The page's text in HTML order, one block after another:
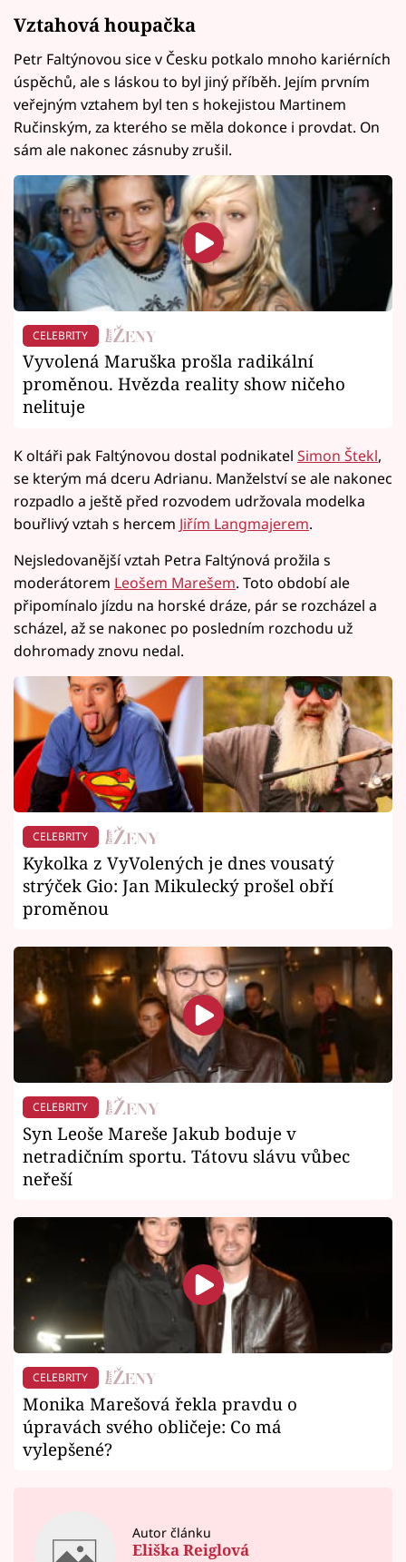
Vztahová houpačka
Petr Faltýnovou sice v Česku potkalo mnoho kariérních
úspěchů, ale s láskou to byl jiný příběh. Jejím prvním
veřejným vztahem byl ten s hokejistou Martinem
Ručinským, za kterého se měla dokonce i provdat. On
sám ale nakonec zásnuby zrušil.
CELEBRITY
Vyvolená Maruška prošla radikální
proměnou. Hvězda reality show ničeho
nelituje
K oltáři pak Faltýnovou dostal podnikatel Simon Štekl,
se kterým má dceru Adrianu. Manželství se ale nakonec
rozpadlo a ještě před rozvodem udržovala modelka
bouřlivý vztah s hercem Jiřím Langmajerem.
Nejsledovanější vztah Petra Faltýnová prožila s
moderátorem Leošem Marešem. Toto období ale
připomínalo jízdu na horské dráze, pár se rozcházel a
scházel, až se nakonec po posledním rozchodu už
dohromady znovu nedal.
CELEBRITY
Kykolka z VyVolených je dnes vousatý
strýček Gio: Jan Mikulecký prošel obří
proměnou
CELEBRITY
Syn Leoše Mareše Jakub boduje v
netradičním sportu. Tátovu slávu vůbec
neřeší
CELEBRITY
Monika Marešová řekla pravdu o
úpravách svého obličeje: Co má
vylepšené?
Autor článku
Eliška Reiglová